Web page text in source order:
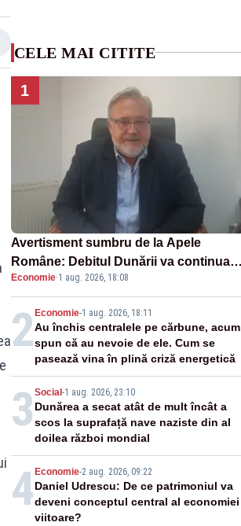
CELE MAI CITITE
1
Avertisment sumbru de la Apele
Române: Debitul Dunării va continua
să scadă. Cernavodă s-ar putea închide
în 4 zile
Economie·1 aug. 2026, 18:08
2 Economie-1 aug. 2026, 18:11
Au închis centralele pe cărbune, acum
spun că au nevoie de ele. Cum se
pasează vina în plină criză energetică
3 Social -1 aug. 2026, 23:10
Dunărea a secat atât de mult încât a
scos la suprafață nave naziste din al
doilea război mondial
4 Economie-2 aug. 2026, 09:22
Daniel Udrescu: De ce patrimoniul va
deveni conceptul central al economiei
viitoare?